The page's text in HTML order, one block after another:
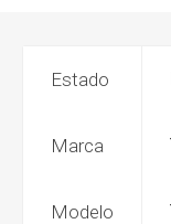
Estado
Marca
Modelo